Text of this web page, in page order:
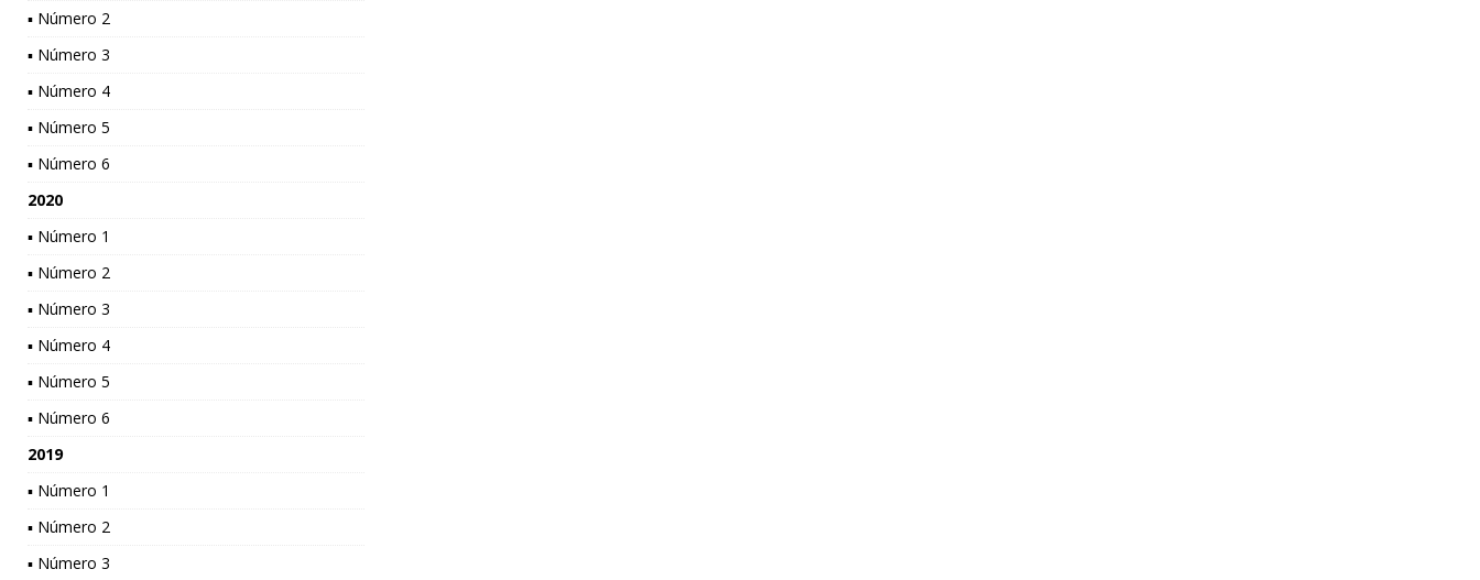
▪ Número 2
▪ Número 3
▪ Número 4
▪ Número 5
▪ Número 6
2020
▪ Número 1
▪ Número 2
▪ Número 3
▪ Número 4
▪ Número 5
▪ Número 6
2019
▪ Número 1
▪ Número 2
▪ Número 3